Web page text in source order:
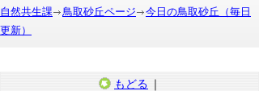
自然共生課
鳥取砂丘ページ
今日の鳥取砂丘（毎日
更新）
もどる ｜